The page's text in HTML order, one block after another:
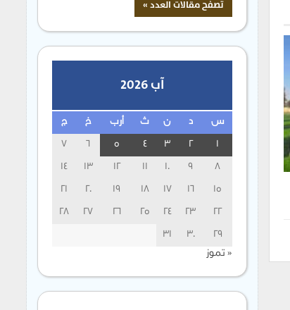
آب 2026
س د ن ث أرب خ ج
1
2
3
4
5
6
7
8
9
10
11
12
13
14
15
16
17
18
19
20
21
22
23
24
25
26
27
28
29
30
31
« تموز